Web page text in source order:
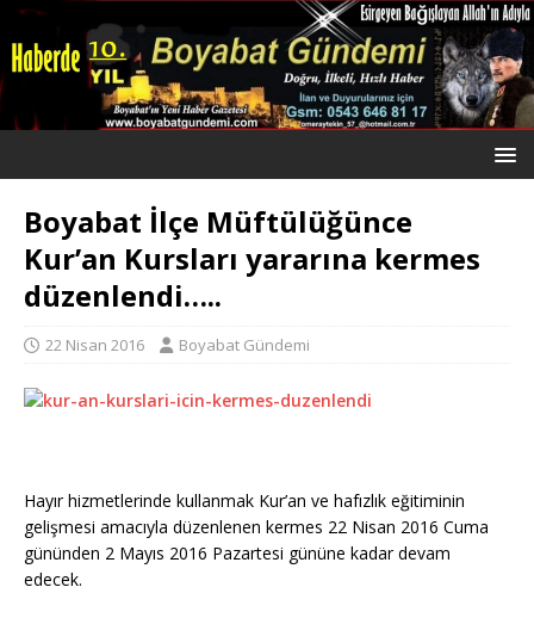
Boyabat İlçe Müftülüğünce
Kur’an Kursları yararına kermes
düzenlendi…..
22 Nisan 2016 Boyabat Gündemi
Hayır hizmetlerinde kullanmak Kur’an ve hafızlık eğitiminin
gelişmesi amacıyla düzenlenen kermes 22 Nisan 2016 Cuma
gününden 2 Mayıs 2016 Pazartesi gününe kadar devam
edecek.